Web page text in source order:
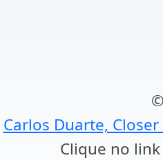
Carlos Duarte,
Clique no